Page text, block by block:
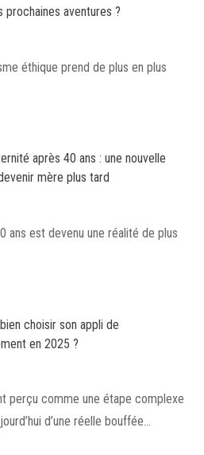
prochaines aventures ?
éthique prend de plus en plus
après 40 ans : une nouvelle
mère plus tard
ans est devenu une réalité de plus
choisir son appli de
en 2025 ?
perçu comme une étape complexe
d’une réelle bouffée…